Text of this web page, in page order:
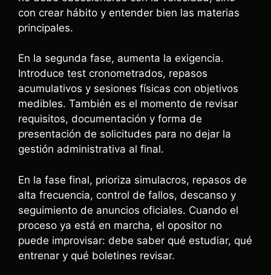
con crear hábito y entender bien las materias
principales.
En la segunda fase, aumenta la exigencia.
Introduce test cronometrados, repasos
acumulativos y sesiones físicas con objetivos
medibles. También es el momento de revisar
requisitos, documentación y forma de
presentación de solicitudes para no dejar la
gestión administrativa al final.
En la fase final, prioriza simulacros, repasos de
alta frecuencia, control de fallos, descanso y
seguimiento de anuncios oficiales. Cuando el
proceso ya está en marcha, el opositor no
puede improvisar: debe saber qué estudiar, qué
entrenar y qué boletines revisar.